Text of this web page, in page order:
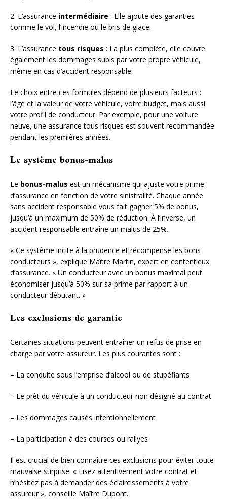
2. L’assurance intermédiaire : Elle ajoute des garanties
comme le vol, l’incendie ou le bris de glace.
3. L’assurance tous risques : La plus complète, elle couvre
également les dommages subis par votre propre véhicule,
même en cas d’accident responsable.
Le choix entre ces formules dépend de plusieurs facteurs :
l’âge et la valeur de votre véhicule, votre budget, mais aussi
votre profil de conducteur. Par exemple, pour une voiture
neuve, une assurance tous risques est souvent recommandée
pendant les premières années.
Le système bonus-malus
Le bonus-malus est un mécanisme qui ajuste votre prime
d’assurance en fonction de votre sinistralité. Chaque année
sans accident responsable vous fait gagner 5% de bonus,
jusqu’à un maximum de 50% de réduction. À l’inverse, un
accident responsable entraîne un malus de 25%.
« Ce système incite à la prudence et récompense les bons
conducteurs », explique Maître Martin, expert en contentieux
d’assurance. « Un conducteur avec un bonus maximal peut
économiser jusqu’à 50% sur sa prime par rapport à un
conducteur débutant. »
Les exclusions de garantie
Certaines situations peuvent entraîner un refus de prise en
charge par votre assureur. Les plus courantes sont :
– La conduite sous l’emprise d’alcool ou de stupéfiants
– Le prêt du véhicule à un conducteur non désigné au contrat
– Les dommages causés intentionnellement
– La participation à des courses ou rallyes
Il est crucial de bien connaître ces exclusions pour éviter toute
mauvaise surprise. « Lisez attentivement votre contrat et
n’hésitez pas à demander des éclaircissements à votre
assureur », conseille Maître Dupont.